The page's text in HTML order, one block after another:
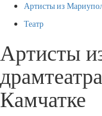
Артисты из
Театр
Артисты
Камчатке